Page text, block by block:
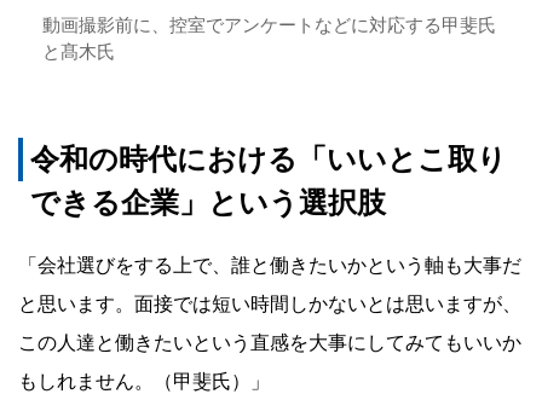
動画撮影前に、控室でアンケートなどに対応する甲斐氏
と髙木氏
令和の時代における「いいとこ取り
できる企業」という選択肢
「会社選びをする上で、誰と働きたいかという軸も大事だ
と思います。面接では短い時間しかないとは思いますが、
この人達と働きたいという直感を大事にしてみてもいいか
もしれません。（甲斐氏）」